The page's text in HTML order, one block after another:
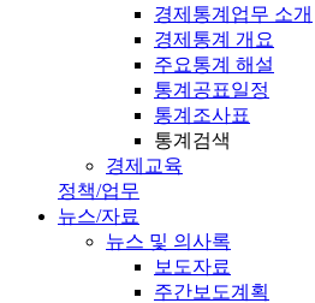
경제통계업무 소개
경제통계 개요
주요통계 해설
통계공표일정
통계조사표
통계검색
경제교육
정책/업무
뉴스/자료
뉴스 및 의사록
보도자료
주간보도계획